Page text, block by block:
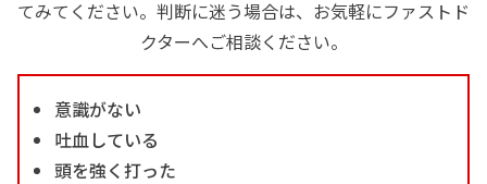
てみてください。判断に迷う場合は、お気軽にファストド
クターへご相談ください。
意識がない
吐血している
頭を強く打った